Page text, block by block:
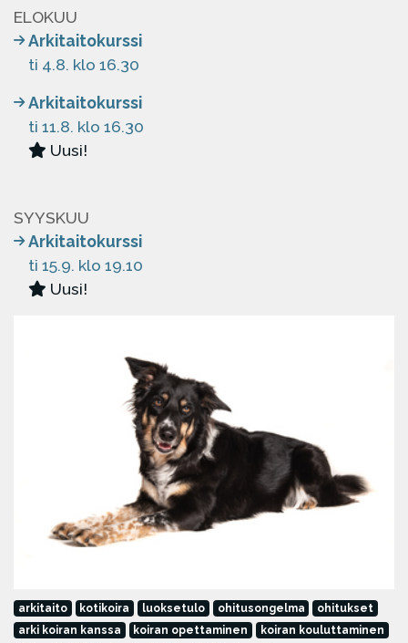
ELOKUU
Arkitaitokurssi
ti 4.8. klo 16.30
Arkitaitokurssi
ti 11.8. klo 16.30
Uusi!
SYYSKUU
Arkitaitokurssi
ti 15.9. klo 19.10
Uusi!
arkitaito kotikoira luoksetulo ohitusongelma
ohitukset
arki koiran kanssa
koiran opettaminen
koiran kouluttaminen